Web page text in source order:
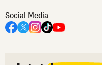
Social Media